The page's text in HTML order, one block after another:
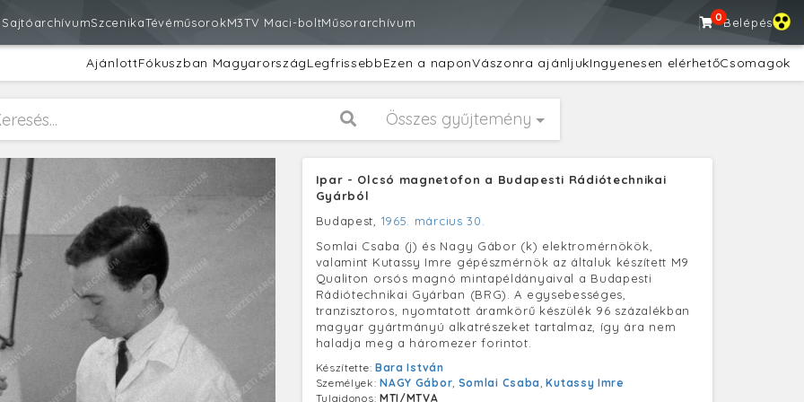
SajtóarchívumSzcenikaTévéműsorokM3TV Maci-boltMűsorarchívum 0Belépés
AjánlottFókuszban MagyarországLegfrissebbEzen a naponVászonra ajánljukIngyenesen elérhetőCsomagok
Összes gyűjtemény
Ipar - Olcsó magnetofon a Budapesti Rádiótechnikai
Gyárból
Budapest, 1965. március 30.
Somlai Csaba (j) és Nagy Gábor (k) elektromérnökök,
valamint Kutassy Imre gépészmérnök az általuk készített M9
Qualiton orsós magnó mintapéldányaival a Budapesti
Rádiótechnikai Gyárban (BRG). A egysebességes,
tranzisztoros, nyomtatott áramkörű készülék 96 százalékban
magyar gyártmányú alkatrészeket tartalmaz, így ára nem
haladja meg a háromezer forintot.
Készítette: Bara István
Személyek:NAGY Gábor, Somlai Csaba,Kutassy Imre
Tulajdonos: MTI/MTVA